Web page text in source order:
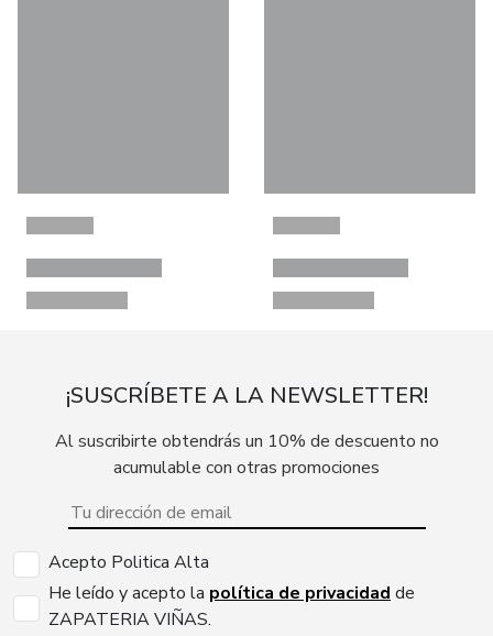
¡SUSCRÍBETE A LA NEWSLETTER!
Al suscribirte obtendrás un 10% de descuento no
acumulable con otras promociones
Acepto Politica Alta
He leído y acepto la política de privacidad de
ZAPATERIA VIÑAS.